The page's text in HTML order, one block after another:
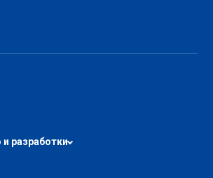
разработки